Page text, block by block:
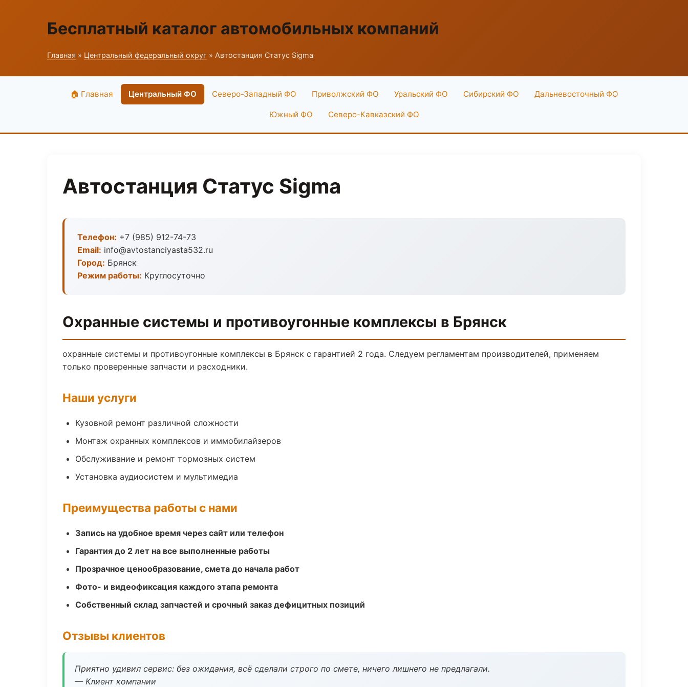
Бесплатный каталог автомобильных компаний
Главная » Центральный федеральный округ » Автостанция Статус Sigma
🏠 Главная Центральный ФО Северо-Западный ФО Приволжский ФО Уральский ФО Сибирский ФО Дальневосточный ФО
Южный ФО Северо-Кавказский ФО
Автостанция Статус Sigma
Телефон: +7 (985) 912-74-73
Email: info@avtostanciyasta532.ru
Город: Брянск
Режим работы: Круглосуточно
Охранные системы и противоугонные комплексы в Брянск
охранные системы и противоугонные комплексы в Брянск с гарантией 2 года. Следуем регламентам производителей, применяем
только проверенные запчасти и расходники.
Наши услуги
Кузовной ремонт различной сложности
Монтаж охранных комплексов и иммобилайзеров
Обслуживание и ремонт тормозных систем
Установка аудиосистем и мультимедиа
Преимущества работы с нами
Запись на удобное время через сайт или телефон
Гарантия до 2 лет на все выполненные работы
Прозрачное ценообразование, смета до начала работ
Фото- и видеофиксация каждого этапа ремонта
Собственный склад запчастей и срочный заказ дефицитных позиций
Отзывы клиентов
Приятно удивил сервис: без ожидания, всё сделали строго по смете, ничего лишнего не предлагали.
— Клиент компании